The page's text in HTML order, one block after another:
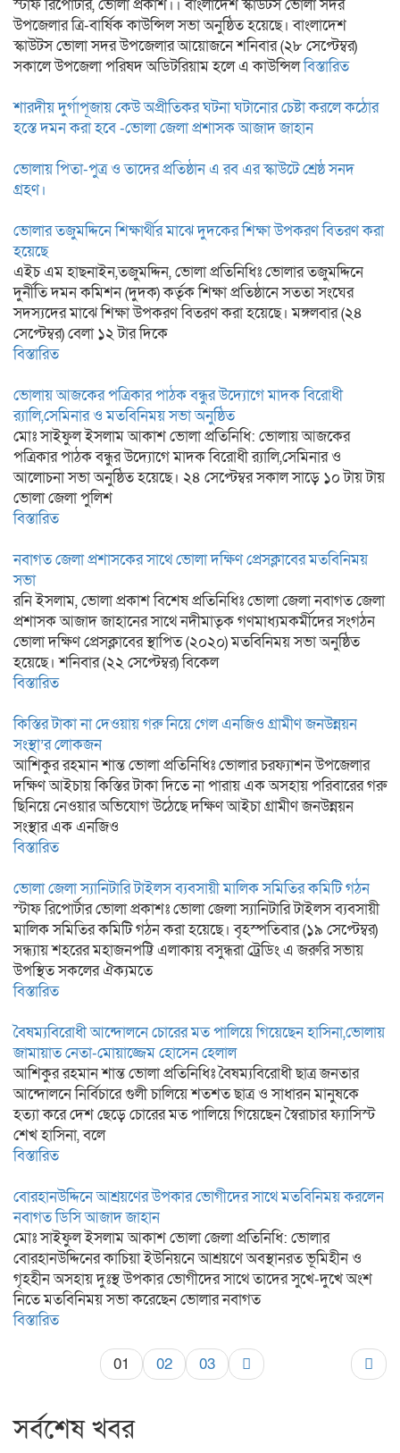
স্টাফ রিপোর্টার, ভোলা প্রকাশ।। বাংলাদেশ স্কাউটস ভোলা সদর
উপজেলার ত্রি-বার্ষিক কাউন্সিল সভা অনুষ্ঠিত হয়েছে। বাংলাদেশ
স্কাউটস ভোলা সদর উপজেলার আয়োজনে শনিবার (২৮ সেপ্টেম্বর)
সকালে উপজেলা পরিষদ অডিটরিয়াম হলে এ কাউন্সিলবিস্তারিত
শারদীয় দুর্গাপূজায় কেউ অপ্রীতিকর ঘটনা ঘটানোর চেষ্টা করলে কঠোর
হস্তে দমন করা হবে -ভোলা জেলা প্রশাসক আজাদ জাহান
ভোলায় পিতা-পুত্র ও তাদের প্রতিষ্ঠান এ রব এর স্কাউটে শ্রেষ্ঠ সনদ
গ্রহণ।
ভোলার তজুমদ্দিনে শিক্ষার্থীর মাঝে দুদকের শিক্ষা উপকরণ বিতরণ করা
হয়েছে
এইচ এম হাছনাইন,তজুমদ্দিন, ভোলা প্রতিনিধিঃ ভোলার তজুমদ্দিনে
দুর্নীতি দমন কমিশন (দুদক) কর্তৃক শিক্ষা প্রতিষ্ঠানে সততা সংঘের
সদস্যদের মাঝে শিক্ষা উপকরণ বিতরণ করা হয়েছে। মঙ্গলবার (২৪
সেপ্টেম্বর) বেলা ১২ টার দিকে
বিস্তারিত
ভোলায় আজকের পত্রিকার পাঠক বন্ধুর উদ্যোগে মাদক বিরোধী
র‌্যালি,সেমিনার ও মতবিনিময় সভা অনুষ্ঠিত
মোঃ সাইফুল ইসলাম আকাশ ভোলা প্রতিনিধি: ভোলায় আজকের
পত্রিকার পাঠক বন্ধুর উদ্যোগে মাদক বিরোধী র‌্যালি,সেমিনার ও
আলোচনা সভা অনুষ্ঠিত হয়েছে। ২৪ সেপ্টেম্বর সকাল সাড়ে ১০ টায় টায়
ভোলা জেলা পুলিশ
বিস্তারিত
নবাগত জেলা প্রশাসকের সাথে ভোলা দক্ষিণ প্রেসক্লাবের মতবিনিময়
সভা
রনি ইসলাম, ভোলা প্রকাশ বিশেষ প্রতিনিধিঃ ভোলা জেলা নবাগত জেলা
প্রশাসক আজাদ জাহানের সাথে নদীমাতৃক গণমাধ্যমকর্মীদের সংগঠন
ভোলা দক্ষিণ প্রেসক্লাবের স্থাপিত (২০২০) মতবিনিময় সভা অনুষ্ঠিত
হয়েছে। শনিবার (২২ সেপ্টেম্বর) বিকেল
বিস্তারিত
কিস্তির টাকা না দেওয়ায় গরু নিয়ে গেল এনজিও গ্রামীণ জনউন্নয়ন
সংস্থা’র লোকজন
আশিকুর রহমান শান্ত ভোলা প্রতিনিধিঃ ভোলার চরফ্যাশন উপজেলার
দক্ষিণ আইচায় কিস্তির টাকা দিতে না পারায় এক অসহায় পরিবারের গরু
ছিনিয়ে নেওয়ার অভিযোগ উঠেছে দক্ষিণ আইচা গ্রামীণ জনউন্নয়ন
সংস্থার এক এনজিও
বিস্তারিত
ভোলা জেলা স্যানিটারি টাইলস ব্যবসায়ী মালিক সমিতির কমিটি গঠন
স্টাফ রিপোর্টার ভোলা প্রকাশঃ ভোলা জেলা স্যানিটারি টাইলস ব্যবসায়ী
মালিক সমিতির কমিটি গঠন করা হয়েছে। বৃহস্পতিবার (১৯ সেপ্টেম্বর)
সন্ধ্যায় শহরের মহাজনপট্টি এলাকায় বসুন্ধরা ট্রেডিং এ জরুরি সভায়
উপস্থিত সকলের ঐক্যমতে
বিস্তারিত
বৈষম্যবিরোধী আন্দোলনে চোরের মত পালিয়ে গিয়েছেন হাসিনা,ভোলায়
জামায়াত নেতা-মোয়াজ্জেম হোসেন হেলাল
আশিকুর রহমান শান্ত ভোলা প্রতিনিধিঃ বৈষম্যবিরোধী ছাত্র জনতার
আন্দোলনে নির্বিচারে গুলী চালিয়ে শতশত ছাত্র ও সাধারন মানুষকে
হত্যা করে দেশ ছেড়ে চোরের মত পালিয়ে গিয়েছেন স্বৈরাচার ফ্যাসিস্ট
শেখ হাসিনা, বলে
বিস্তারিত
বোরহানউদ্দিনে আশ্রয়ণের উপকার ভোগীদের সাথে মতবিনিময় করলেন
নবাগত ডিসি আজাদ জাহান
মোঃ সাইফুল ইসলাম আকাশ ভোলা জেলা প্রতিনিধি: ভোলার
বোরহানউদ্দিনের কাচিয়া ইউনিয়নে আশ্রয়ণে অবস্থানরত ভূমিহীন ও
গৃহহীন অসহায় দুঃস্থ উপকার ভোগীদের সাথে তাদের সুখে-দুখে অংশ
নিতে মতবিনিময় সভা করেছেন ভোলার নবাগত
বিস্তারিত
01 02 03
সর্বশেষ খবর